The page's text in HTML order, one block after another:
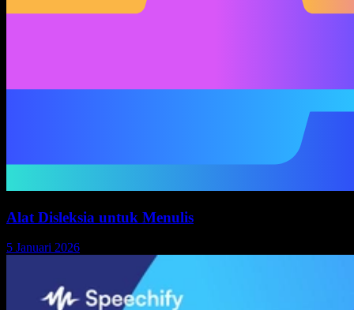
Alat Disleksia untuk Menulis
5 Januari 2026